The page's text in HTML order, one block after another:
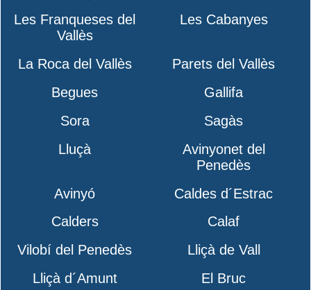
Les Franqueses del
Vallès
Les Cabanyes
La Roca del Vallès
Parets del Vallès
Begues
Gallifa
Sora
Sagàs
Lluçà
Avinyonet del
Penedès
Avinyó
Caldes d´Estrac
Calders
Calaf
Vilobí del Penedès
Lliçà de Vall
Lliçà d´Amunt
El Bruc